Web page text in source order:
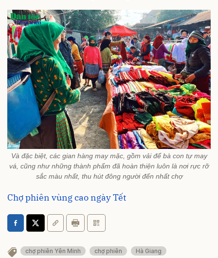
Và đặc biệt, các gian hàng may mặc, gồm vải để bà con tự may
vá, cũng như những thành phẩm đã hoàn thiện luôn là nơi rực rỡ
sắc màu nhất, thu hút đông người đến nhất chợ
Chợ phiên vùng cao ngày Tết
chợ phiên Yên Minh chợ phiên Hà Giang